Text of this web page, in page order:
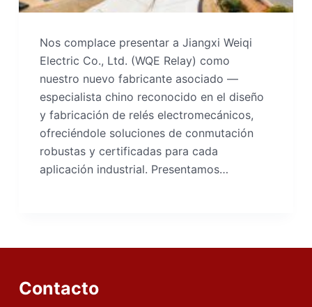
Nos complace presentar a Jiangxi Weiqi
Electric Co., Ltd. (WQE Relay) como
nuestro nuevo fabricante asociado —
especialista chino reconocido en el diseño
y fabricación de relés electromecánicos,
ofreciéndole soluciones de conmutación
robustas y certificadas para cada
aplicación industrial. Presentamos…
Contacto